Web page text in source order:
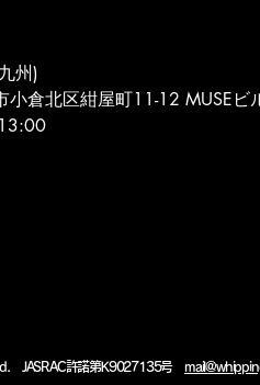
州)
倉北区紺屋町11-12 MUSEビ
JASRAC許諾第K9027135号